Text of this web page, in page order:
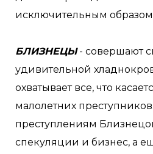
исключительным
БЛИЗНЕЦЫ- совершают
удивительной
охватывает все, что
малолетних
преступлениям
спекуляции и бизнес, а